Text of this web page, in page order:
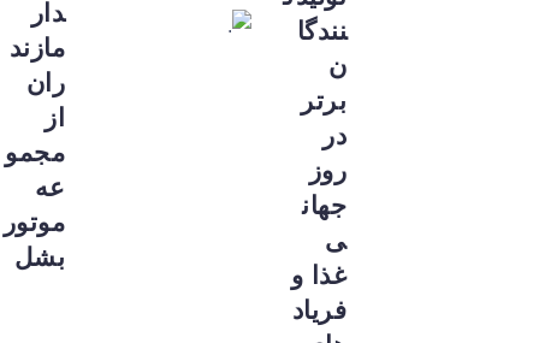
نندگا
ن
برتر
در
روز
جهان
ی
غذا و
فریاد
دار
مازند
ران
از
مجمو
عه
موتور
بشل